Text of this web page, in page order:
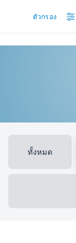
สินค้า
ทั้งหมด
ตัวกรอง